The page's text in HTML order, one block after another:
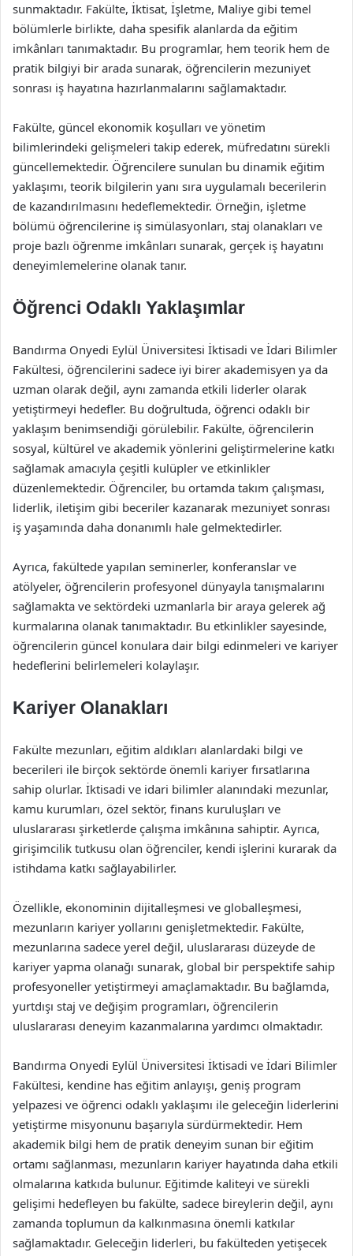
sunmaktadır. Fakülte, İktisat, İşletme, Maliye gibi temel
bölümlerle birlikte, daha spesifik alanlarda da eğitim
imkânları tanımaktadır. Bu programlar, hem teorik hem de
pratik bilgiyi bir arada sunarak, öğrencilerin mezuniyet
sonrası iş hayatına hazırlanmalarını sağlamaktadır.
Fakülte, güncel ekonomik koşulları ve yönetim
bilimlerindeki gelişmeleri takip ederek, müfredatını sürekli
güncellemektedir. Öğrencilere sunulan bu dinamik eğitim
yaklaşımı, teorik bilgilerin yanı sıra uygulamalı becerilerin
de kazandırılmasını hedeflemektedir. Örneğin, işletme
bölümü öğrencilerine iş simülasyonları, staj olanakları ve
proje bazlı öğrenme imkânları sunarak, gerçek iş hayatını
deneyimlemelerine olanak tanır.
Öğrenci Odaklı Yaklaşımlar
Bandırma Onyedi Eylül Üniversitesi İktisadi ve İdari Bilimler
Fakültesi, öğrencilerini sadece iyi birer akademisyen ya da
uzman olarak değil, aynı zamanda etkili liderler olarak
yetiştirmeyi hedefler. Bu doğrultuda, öğrenci odaklı bir
yaklaşım benimsendiği görülebilir. Fakülte, öğrencilerin
sosyal, kültürel ve akademik yönlerini geliştirmelerine katkı
sağlamak amacıyla çeşitli kulüpler ve etkinlikler
düzenlemektedir. Öğrenciler, bu ortamda takım çalışması,
liderlik, iletişim gibi beceriler kazanarak mezuniyet sonrası
iş yaşamında daha donanımlı hale gelmektedirler.
Ayrıca, fakültede yapılan seminerler, konferanslar ve
atölyeler, öğrencilerin profesyonel dünyayla tanışmalarını
sağlamakta ve sektördeki uzmanlarla bir araya gelerek ağ
kurmalarına olanak tanımaktadır. Bu etkinlikler sayesinde,
öğrencilerin güncel konulara dair bilgi edinmeleri ve kariyer
hedeflerini belirlemeleri kolaylaşır.
Kariyer Olanakları
Fakülte mezunları, eğitim aldıkları alanlardaki bilgi ve
becerileri ile birçok sektörde önemli kariyer fırsatlarına
sahip olurlar. İktisadi ve idari bilimler alanındaki mezunlar,
kamu kurumları, özel sektör, finans kuruluşları ve
uluslararası şirketlerde çalışma imkânına sahiptir. Ayrıca,
girişimcilik tutkusu olan öğrenciler, kendi işlerini kurarak da
istihdama katkı sağlayabilirler.
Özellikle, ekonominin dijitalleşmesi ve globalleşmesi,
mezunların kariyer yollarını genişletmektedir. Fakülte,
mezunlarına sadece yerel değil, uluslararası düzeyde de
kariyer yapma olanağı sunarak, global bir perspektife sahip
profesyoneller yetiştirmeyi amaçlamaktadır. Bu bağlamda,
yurtdışı staj ve değişim programları, öğrencilerin
uluslararası deneyim kazanmalarına yardımcı olmaktadır.
Bandırma Onyedi Eylül Üniversitesi İktisadi ve İdari Bilimler
Fakültesi, kendine has eğitim anlayışı, geniş program
yelpazesi ve öğrenci odaklı yaklaşımı ile geleceğin liderlerini
yetiştirme misyonunu başarıyla sürdürmektedir. Hem
akademik bilgi hem de pratik deneyim sunan bir eğitim
ortamı sağlanması, mezunların kariyer hayatında daha etkili
olmalarına katkıda bulunur. Eğitimde kaliteyi ve sürekli
gelişimi hedefleyen bu fakülte, sadece bireylerin değil, aynı
zamanda toplumun da kalkınmasına önemli katkılar
sağlamaktadır. Geleceğin liderleri, bu fakülteden yetişecek